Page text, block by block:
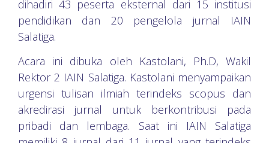
dihadiri 43 peserta eksternal dari 15 institusi
pendidikan dan 20 pengelola jurnal IAIN
Salatiga.
Acara ini dibuka oleh Kastolani, Ph.D, Wakil
Rektor 2 IAIN Salatiga. Kastolani menyampaikan
urgensi tulisan ilmiah terindeks scopus dan
akredirasi jurnal untuk berkontribusi pada
pribadi dan lembaga. Saat ini IAIN Salatiga